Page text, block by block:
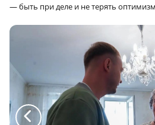
— быть при деле и не терять
a